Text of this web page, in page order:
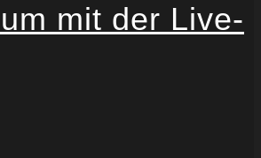
mit der Live-